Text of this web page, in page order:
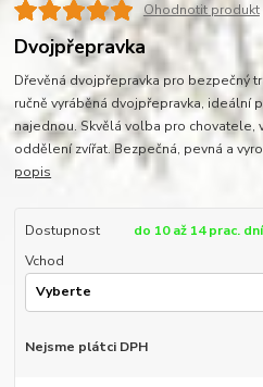
Ohodnotit produkt
Dvojpřepravka
Dřevěná dvojpřepravka pro bezpečný
ručně vyráběná dvojpřepravka, ideální
najednou. Skvělá volba pro chovatele,
oddělení zvířat. Bezpečná, pevná a
popis
Dostupnost
do 10 až 14 prac.
Vchod
Nejsme plátci DPH